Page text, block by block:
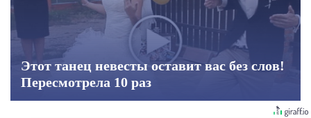
Этот танец невесты оставит вас без слов!
Пересмотрела 10 раз